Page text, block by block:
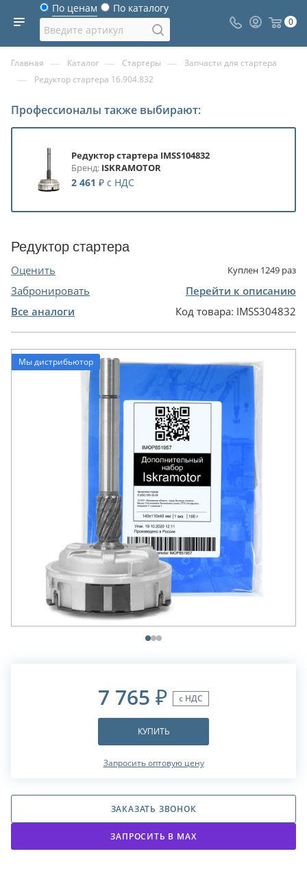
По ценам По каталогу
0
Главная — Каталог — Стартеры — Запчасти для стартера
— Редуктор стартера 16.904.832
Профессионалы также выбирают:
Редуктор стартера IMSS104832
Бренд: ISKRAMOTOR
2 461 ₽ с НДС
Редуктор стартера
Оценить Куплен 1249 раз
Забронировать
Перейти к описанию
Все аналоги
Код товара: IMSS304832
Мы дистрибьютор
7 765 ₽ с НДС
КУПИТЬ
Запросить оптовую цену
ЗАКАЗАТЬ ЗВОНОК
ЗАПРОСИТЬ В МАХ